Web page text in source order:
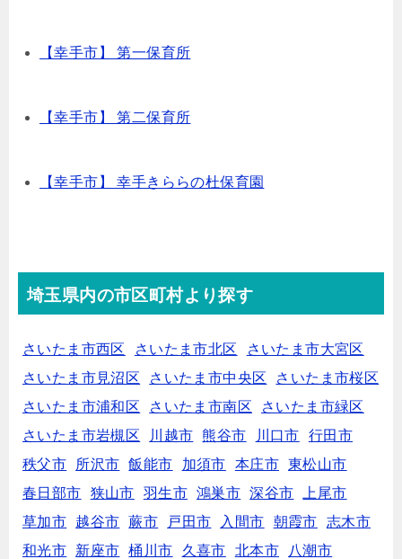
【幸手市】 第一保育所
【幸手市】 第二保育所
【幸手市】 幸手きららの杜保育園
埼玉県内の市区町村より探す
さいたま市西区 さいたま市北区
さいたま市大宮区
さいたま市見沼区
さいたま市中央区
さいたま市桜区
さいたま市浦和区
さいたま市南区
さいたま市緑区
さいたま市岩槻区
川越市 熊谷市 川口市
行田市
秩父市
所沢市 飯能市 加須市 本庄市 東松山市
春日部市
狭山市 羽生市 鴻巣市 深谷市
上尾市
草加市
越谷市 蕨市 戸田市 入間市 朝霞市
志木市
和光市
新座市 桶川市 久喜市 北本市
八潮市